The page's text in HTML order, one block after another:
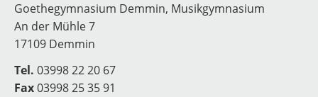
Goethegymnasium Demmin, Musikgymnasium
An der Mühle 7
17109 Demmin
Tel. 03998 22 20 67
Fax03998 25 35 91